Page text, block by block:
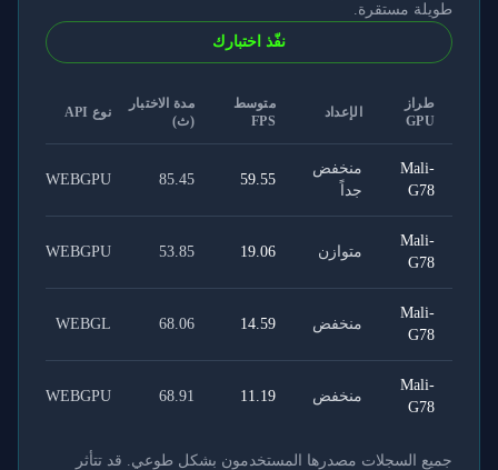
طويلة مستقرة.
نفّذ اختبارك
طراز
GPU
الإعداد
متوسط
FPS
مدة الاختبار
(ث)
نوع API
Mali-
G78
منخفض
جداً
59.55
85.45
WEBGPU
Mali-
G78
متوازن 19.06
53.85
WEBGPU
Mali-
G78
منخفض 14.59
68.06
WEBGL
Mali-
G78
منخفض 11.19
68.91
WEBGPU
جميع السجلات مصدرها المستخدمون بشكل طوعي. قد تتأثر